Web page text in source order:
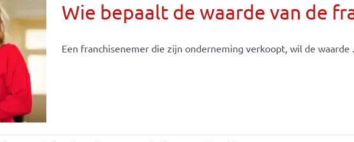
Wie bepaalt de waarde van de
Een franchisenemer die zijn onderneming verkoopt, wil de waarde